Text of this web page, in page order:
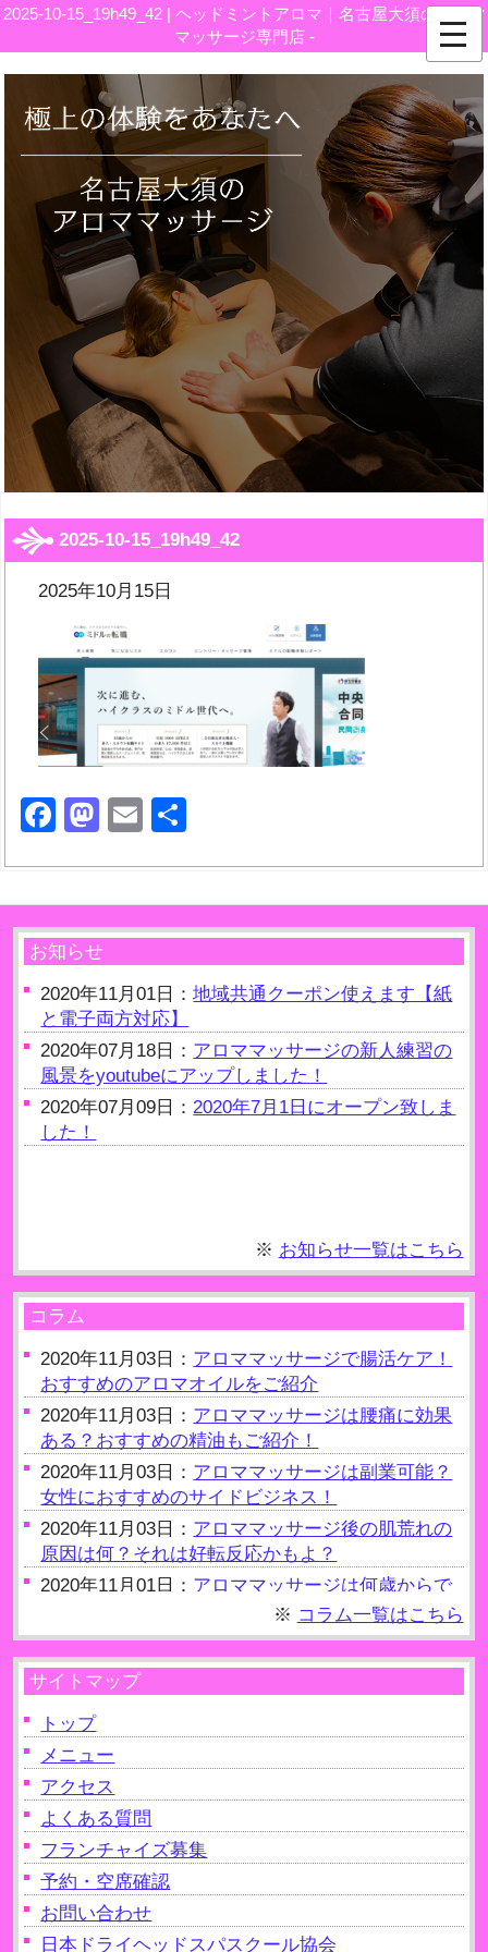
2025-10-15_19h49_42 | ヘッドミントアロマ｜名古屋大須のアロマ
マッサージ専門店 -
2025-10-15_19h49_42
2025年10月15日
Facebook
Mastodon
Email
お知らせ
2020年11月01日：地域共通クーポン使えます【紙
と電子両方対応】
2020年07月18日： アロママッサージの新人練習の
風景をyoutubeにアップしました！
2020年07月09日：2020年7月1日にオープン致しま
した！
※ お知らせ一覧はこちら
コラム
2020年11月03日： アロママッサージで腸活ケア！
おすすめのアロマオイルをご紹介
2020年11月03日： アロママッサージは腰痛に効果
ある？おすすめの精油もご紹介！
2020年11月03日： アロママッサージは副業可能？
女性におすすめのサイドビジネス！
2020年11月03日： アロママッサージ後の肌荒れの
原因は何？それは好転反応かもよ？
2020年11月01日： アロママッサージは何歳からで
2020年11月01日：アロママッサージ後の水分補給
の重要性！老廃物を出す！
2020年10月09日：アロママッサージは自律神経を
整えるのに有効？
2020年10月09日：
婦）NGって本当？
2020年10月09日：
受けられるの？注意点を解説！
2020年10月09日：アロママッサージはクリームを
使ってもできるの？
※ コラム一覧はこちら
サイトマップ
トップ
メニュー
アクセス
よくある質問
フランチャイズ募集
予約・空席確認
お問い合わせ
日本ドライヘッドスパスクール協会